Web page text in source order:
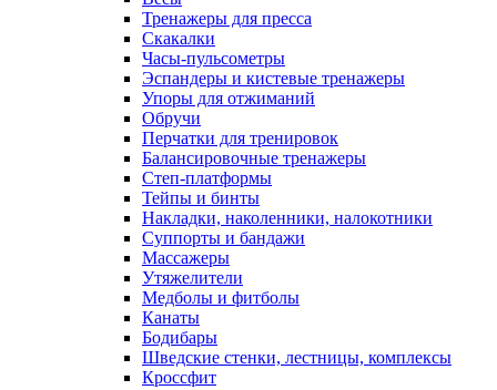
Тренажеры для пресса
Скакалки
Часы-пульсометры
Эспандеры и кистевые тренажеры
Упоры для отжиманий
Обручи
Перчатки для тренировок
Балансировочные тренажеры
Степ-платформы
Тейпы и бинты
Накладки, наколенники, налокотники
Суппорты и бандажи
Массажеры
Утяжелители
Медболы и фитболы
Канаты
Бодибары
Шведские стенки, лестницы, комплексы
Кроссфит